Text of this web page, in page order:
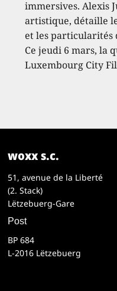
immersives. Alexis
artistique, détaille
et les particularités
Ce jeudi 6 mars, la
Luxembourg City
woxx s.c.
51, avenue de la Liberté
(2. Stack)
Lëtzebuerg-Gare
Post
BP 684
L-2016 Lëtzebuerg